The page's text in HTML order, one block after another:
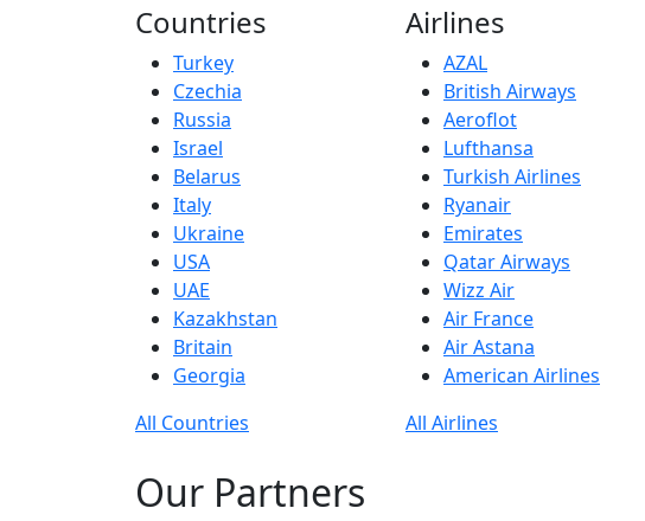
Countries
Turkey
Czechia
Russia
Israel
Belarus
Italy
Ukraine
USA
UAE
Kazakhstan
Britain
Georgia
All Countries
Airlines
AZAL
British Airways
Aeroflot
Lufthansa
Turkish Airlines
Ryanair
Emirates
Qatar Airways
Wizz Air
Air France
Air Astana
American Airlines
All Airlines
Our Partners